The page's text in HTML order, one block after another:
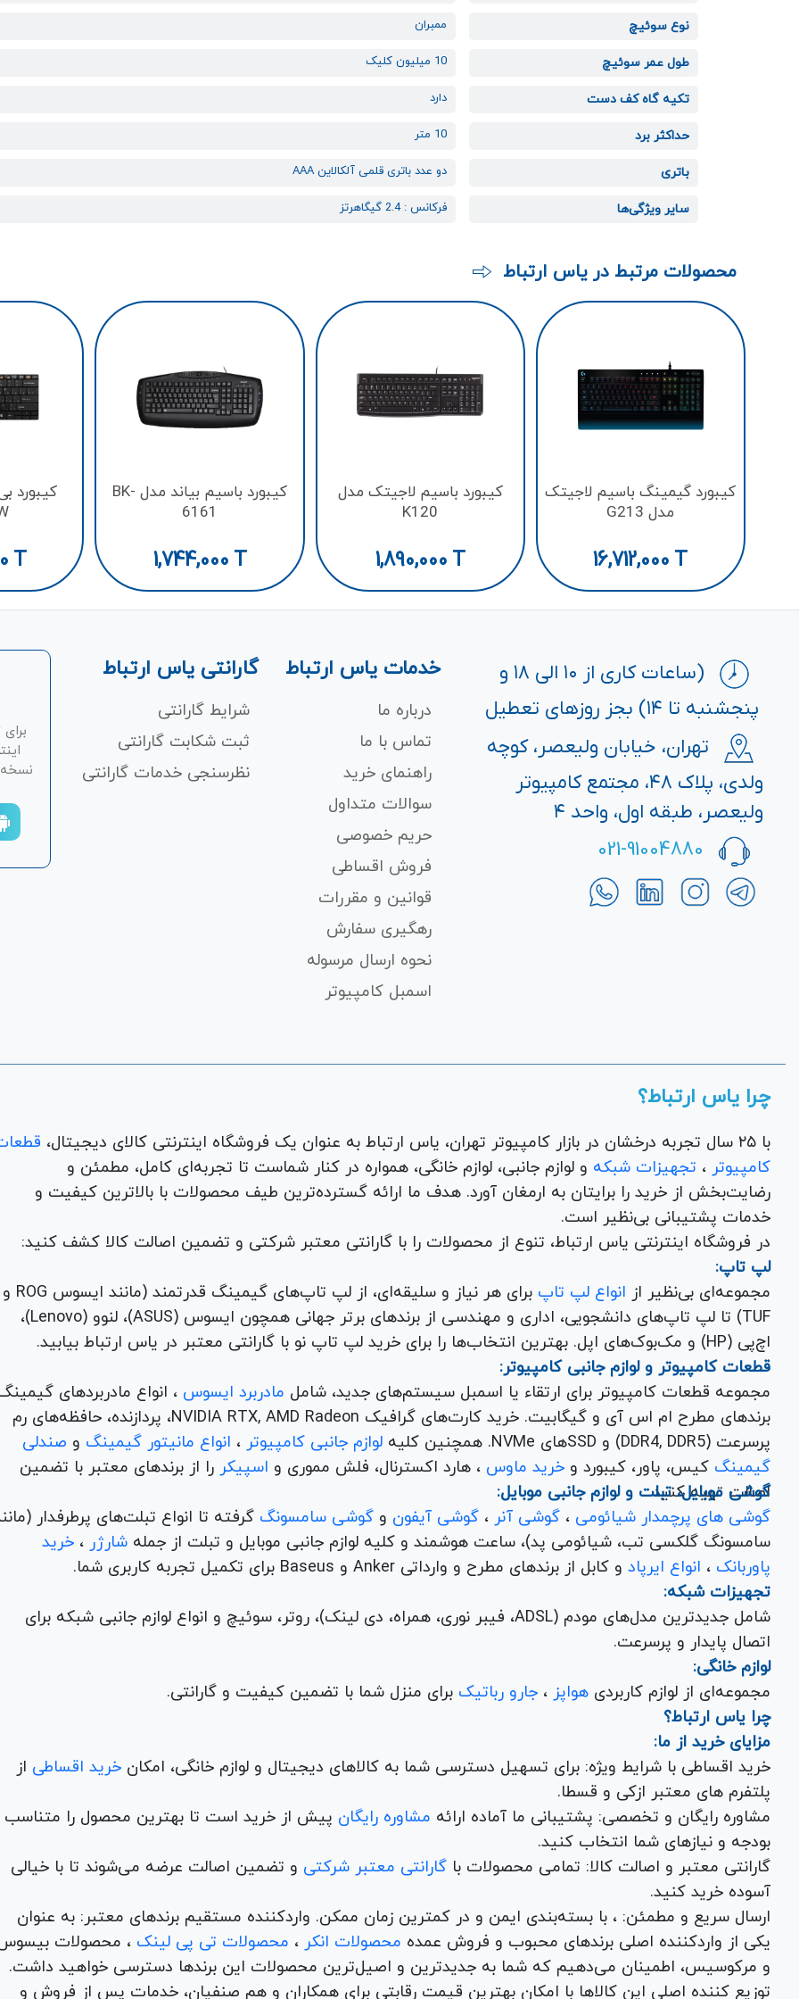
نوع سوئیچ ممبران
طول عمر سوئیچ 10 میلیون کلیک
تکیه گاه کف دست دارد
حداکثر برد 10 متر
باتری دو عدد باتری قلمی آلکالاین AAA
سایر ویژگی‌ها فرکانس : 2.4 گیگاهرتز
محصولات مرتبط در یاس ارتباط
کیبورد گیمینگ باسیم لاجیتک
مدل G213
16,712,000 T
کیبورد باسیم لاجیتک مدل
K120
1,890,000 T
کیبورد باسیم بیاند مدل BK-
6161
1,744,000 T
کیبورد
T
(ساعات کاری از ۱۰ الی ۱۸ و
پنجشنبه تا ۱۴) بجز روزهای تعطیل
تهران، خیابان ولیعصر، کوچه
ولدی، پلاک ۴۸، مجتمع کامپیوتر
ولیعصر، طبقه اول، واحد ۴
021-91004880
خدمات یاس ارتباط
درباره ما
تماس با ما
راهنمای خرید
سوالات متداول
حریم خصوصی
فروش اقساطی
قوانین و مقررات
رهگیری سفارش
نحوه ارسال مرسوله
اسمبل کامپیوتر
گارانتی یاس ارتباط
شرایط گارانتی
ثبت شکابت‌ گارانتی
نظرسنجی خدمات گارانتی
نسخه
چرا یاس ارتباط؟
با ۲۵ سال تجربه درخشان در بازار کامپیوتر تهران، یاس ارتباط به عنوان یک فروشگاه اینترنتی کالای دیجیتال،
کامپیوتر ، تجهیزات شبکه
و لوازم جانبی، لوازم خانگی، همواره در کنار شماست تا تجربه‌ای کامل، مطمئن و
رضایت‌بخش از خرید را برایتان به ارمغان آورد. هدف ما ارائه گسترده‌ترین طیف محصولات با بالاترین کیفیت و
خدمات پشتیبانی بی‌نظیر است.
در فروشگاه اینترنتی یاس ارتباط، تنوع از محصولات را با گارانتی معتبر شرکتی و تضمین اصالت کالا کشف کنید:
لپ تاپ:
مجموعه‌ای بی‌نظیر از انواع لپ تاپ
برای هر نیاز و سلیقه‌ای، از لپ تاپ‌های گیمینگ قدرتمند (مانند ایسوس ROG و
TUF) تا لپ تاپ‌های دانشجویی، اداری و مهندسی از برندهای برتر جهانی همچون ایسوس (ASUS)، لنوو (Lenovo)،
اچ‌پی (HP) و مک‌بوک‌های اپل. بهترین انتخاب‌ها را برای خرید لپ تاپ نو با گارانتی معتبر در یاس ارتباط بیابید.
قطعات کامپیوتر و لوازم جانبی کامپیوتر:
مجموعه قطعات کامپیوتر برای ارتقاء یا اسمبل سیستم‌های جدید، شامل مادربرد ایسوس ، انواع مادربردهای
برندهای مطرح ام اس آی و گیگابیت. خرید کارت‌های گرافیک NVIDIA RTX, AMD Radeon، پردازنده‌، حافظه‌های رم
پرسرعت (DDR4, DDR5) و SSDهای NVMe. همچنین کلیه
لوازم جانبی کامپیوتر ، انواع مانیتور گیمینگ
صندلی
گیمینگ کیس، پاور، کیبورد و خرید ماوس ، هارد اکسترنال، فلش مموری و اسپیکر را از برندهای معتبر با تضمین
اصالت تهیه کنید.
گوشی موبایل، تبلت و لوازم جانبی موبایل:
گوشی های پرچمدار شیائومی ، گوشی آنر ، گوشی آیفون گوشی سامسونگ گرفته تا انواع تبلت‌های پرطرفدار
سامسونگ گلکسی تب، شیائومی پد)، ساعت هوشمند و کلیه لوازم جانبی موبایل و تبلت از جملهشارژر ، خرید
پاوربانک ، انواع ایرپاد
تجهیزات شبکه:
شامل جدیدترین مدل‌های مودم (ADSL، فیبر نوری، همراه، دی لینک)، روتر، سوئیچ و انواع لوازم جانبی شبکه برای
اتصال پایدار و پرسرعت.
لوازم خانگی:
مجموعه‌ای از لوازم کاربردیهواپز ، جارو رباتیک برای منزل شما با تضمین کیفیت و گارانتی.
چرا یاس ارتباط؟
مزایای خرید از ما:
خرید اقساطی با شرایط ویژه: برای تسهیل دسترسی شما به کالاهای دیجیتال و لوازم خانگی، امکانخرید اقساطی از
پلتفرم های معتبر ازکی و قسطا.
مشاوره رایگان و تخصصی: پشتیبانی ما آماده ارائه مشاوره رایگان پیش از خرید است تا بهترین محصول را متناسب
بودجه و نیازهای شما انتخاب کنید.
گارانتی معتبر و اصالت کالا: تمامی محصولات باگارانتی معتبر شرکتی و تضمین اصالت عرضه می‌شوند تا با خیالی
آسوده خرید کنید.
ارسال سریع و مطمئن: ، با بسته‌بندی ایمن و در کمترین زمان ممکن. واردکننده مستقیم برندهای معتبر: به عنوان
یکی از واردکننده اصلی برندهای محبوب و فروش عمده محصولات انکر ، محصولات تی پی لینک ، محصولات
و مرکوسیس، اطمینان می‌دهیم که شما به جدیدترین و اصیل‌ترین محصولات این برندها دسترسی خواهید داشت.
توزیع کننده اصلی این کالاها با امکان بهترین قیمت رقابتی برای همکاران و هم صنفیان، خدمات پس از فروش و